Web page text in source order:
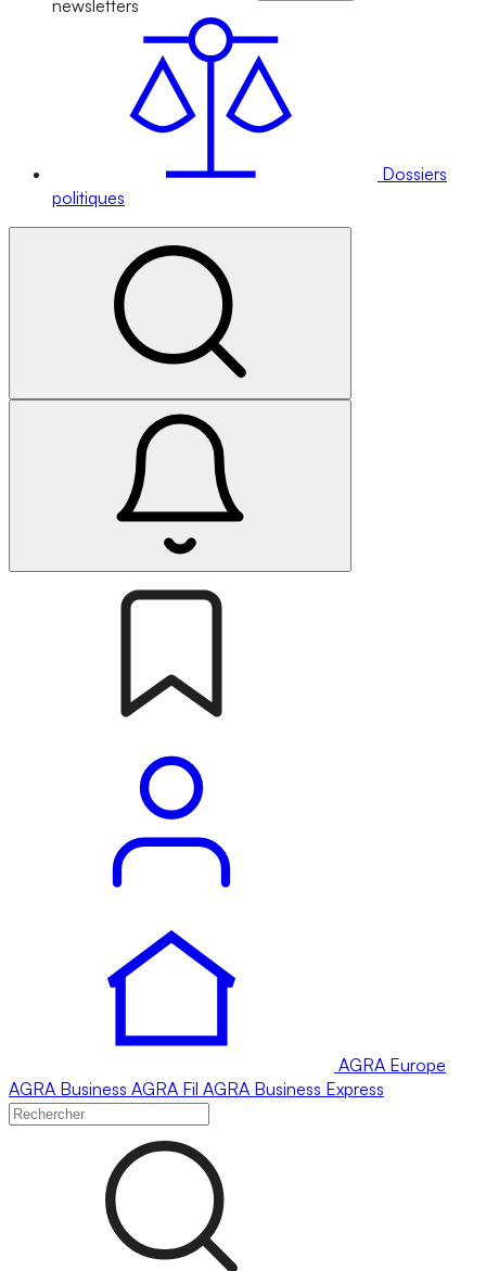
newsletters
Dossiers
politiques
AGRA Europe
AGRA Business AGRA Fil AGRA Business Express